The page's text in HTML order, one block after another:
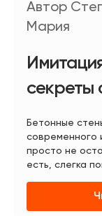
Автор
Мария
секреты
Бетонные
современного
просто не
есть, слегка